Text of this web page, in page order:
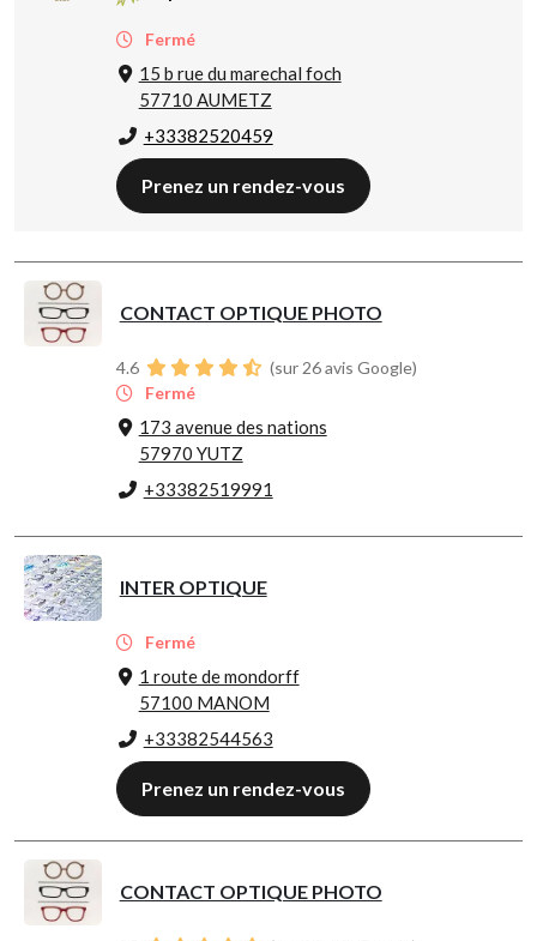
Fermé
15 b rue du marechal foch
57710 AUMETZ
+33382520459
Prenez un rendez-vous
CONTACT OPTIQUE PHOTO
4.6
(sur 26 avis Google)
Fermé
173 avenue des nations
57970 YUTZ
+33382519991
INTER OPTIQUE
Fermé
1 route de mondorff
57100 MANOM
+33382544563
Prenez un rendez-vous
CONTACT OPTIQUE PHOTO